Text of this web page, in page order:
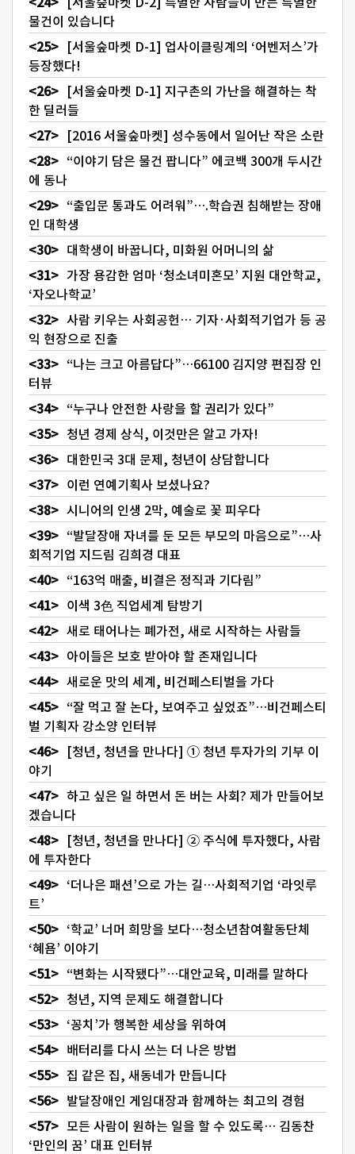
물건이 있습니다
[서울숲마켓 D-1] 업사이클링계의 ‘어벤저스’가
등장했다!
[서울숲마켓 D-1] 지구촌의 가난을 해결하는 착
한 딜러들
[2016 서울숲마켓] 성수동에서 일어난 작은 소란
“이야기 담은 물건 팝니다” 에코백 300개 두시간
에 동나
“출입문 통과도 어려워”….학습권 침해받는 장애
인 대학생
대학생이 바꿉니다, 미화원 어머니의 삶
가장 용감한 엄마 ‘청소녀미혼모’ 지원 대안학교,
‘자오나학교’
사람 키우는 사회공헌… 기자·사회적기업가 등 공
익 현장으로 진출
“나는 크고 아름답다”…66100 김지양 편집장 인
터뷰
“누구나 안전한 사랑을 할 권리가 있다”
청년 경제 상식, 이것만은 알고 가자!
대한민국 3대 문제, 청년이 상담합니다
이런 연예기획사 보셨나요?
시니어의 인생 2막, 예술로 꽃 피우다
“발달장애 자녀를 둔 모든 부모의 마음으로”…사
회적기업 지드림 김희경 대표
“163억 매출, 비결은 정직과 기다림”
이색 3色 직업세계 탐방기
새로 태어나는 폐가전, 새로 시작하는 사람들
아이들은 보호 받아야 할 존재입니다
새로운 맛의 세계, 비건페스티벌을 가다
“잘 먹고 잘 논다, 보여주고 싶었죠”…비건페스티
벌 기획자 강소양 인터뷰
[청년, 청년을 만나다] ① 청년 투자가의 기부 이
야기
하고 싶은 일 하면서 돈 버는 사회? 제가 만들어보
겠습니다
[청년, 청년을 만나다] ② 주식에 투자했다, 사람
에 투자한다
‘더나은 패션’으로 가는 길…사회적기업 ‘라잇루
트’
‘학교’ 너머 희망을 보다…청소년참여활동단체
‘혜욤’ 이야기
“변화는 시작됐다”…대안교육, 미래를 말하다
청년, 지역 문제도 해결합니다
‘꽁치’가 행복한 세상을 위하여
배터리를 다시 쓰는 더 나은 방법
집 같은 집, 새동네가 만듭니다
발달장애인 게임대장과 함께하는 최고의 경험
모든 사람이 원하는 일을 할 수 있도록… 김동찬
‘만인의 꿈’ 대표 인터뷰